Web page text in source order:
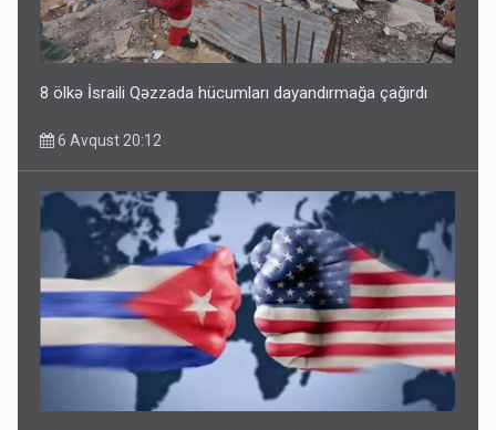
8 ölkə İsraili Qəzzada hücumları dayandırmağa çağırdı
6 Avqust 20:12